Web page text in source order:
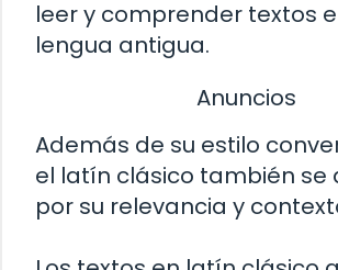
leer y comprender textos
lengua antigua.
Anuncios
Además de su estilo
el latín clásico también se
por su relevancia y